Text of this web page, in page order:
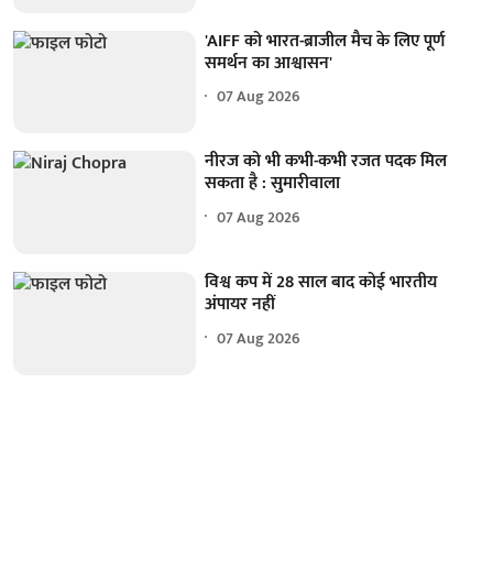
'AIFF को भारत-ब्राजील मैच के लिए पूर्ण
समर्थन का आश्वासन'
07 Aug 2026
नीरज को भी कभी-कभी रजत पदक मिल
सकता है : सुमारीवाला
07 Aug 2026
विश्व कप में 28 साल बाद कोई भारतीय
अंपायर नहीं
07 Aug 2026